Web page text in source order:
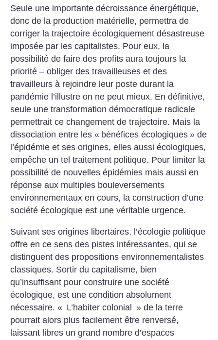
Seule une importante décroissance énergétique,
donc de la production matérielle, permettra de
corriger la trajectoire écologiquement désastreuse
imposée par les capitalistes. Pour eux, la
possibilité de faire des profits aura toujours la
priorité – obliger des travailleuses et des
travailleurs à rejoindre leur poste durant la
pandémie l’illustre on ne peut mieux. En définitive,
seule une transformation démocratique radicale
permettrait ce changement de trajectoire. Mais la
dissociation entre les « bénéfices écologiques » de
l’épidémie et ses origines, elles aussi écologiques,
empêche un tel traitement politique. Pour limiter la
possibilité de nouvelles épidémies mais aussi en
réponse aux multiples bouleversements
environnementaux en cours, la construction d’une
société écologique est une véritable urgence.
Suivant ses origines libertaires, l’écologie politique
offre en ce sens des pistes intéressantes, qui se
distinguent des propositions environnementalistes
classiques. Sortir du capitalisme, bien
qu’insuffisant pour construire une société
écologique, est une condition absolument
nécessaire. « L’habiter colonial » de la terre
pourrait alors plus facilement être renversé,
laissant libres un grand nombre d’espaces